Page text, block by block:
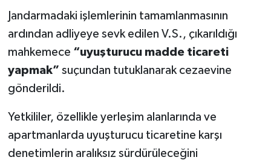
Jandarmadaki işlemlerinin tamamlanmasının
ardından adliyeye sevk edilen V.S., çıkarıldığı
mahkemece “uyuşturucu madde ticareti
yapmak” suçundan tutuklanarak cezaevine
gönderildi.
Yetkililer, özellikle yerleşim alanlarında ve
apartmanlarda uyuşturucu ticaretine karşı
denetimlerin aralıksız sürdürüleceğini